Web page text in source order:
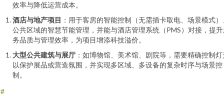
效率与降低运营成本。
酒店与地产项目 ：用于客房的智能控制（无需插卡取电、场景模式）
公共区域的智慧节能管理，并能与酒店管理系统（PMS）对接，提
务品质与管理效率，为项目增添科技溢价。
大型公共建筑与展厅 ：如博物馆、美术馆、剧院等，需要精确控制
以保护展品或营造氛围，并实现多区域、多设备的复杂时序与场景控
制。